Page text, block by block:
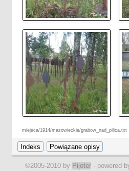
miejsca/1914/mazowieckie/
©2005-2010 by Pijoter · powered